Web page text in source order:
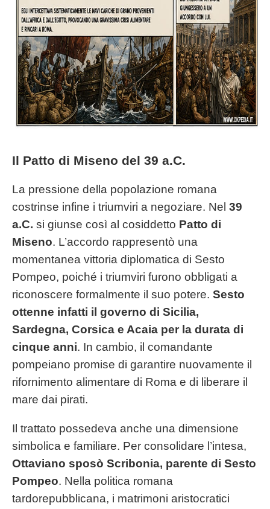
Il Patto di Miseno del 39 a.C.
La pressione della popolazione romana
costrinse infine i triumviri a negoziare. Nel 39
a.C. si giunse così al cosiddetto Patto di
Miseno. L’accordo rappresentò una
momentanea vittoria diplomatica di Sesto
Pompeo, poiché i triumviri furono obbligati a
riconoscere formalmente il suo potere. Sesto
ottenne infatti il governo di Sicilia,
Sardegna, Corsica e Acaia per la durata di
cinque anni. In cambio, il comandante
pompeiano promise di garantire nuovamente il
rifornimento alimentare di Roma e di liberare il
mare dai pirati.
Il trattato possedeva anche una dimensione
simbolica e familiare. Per consolidare l’intesa,
Ottaviano sposò Scribonia, parente di Sesto
Pompeo. Nella politica romana
tardorepubblicana, i matrimoni aristocratici